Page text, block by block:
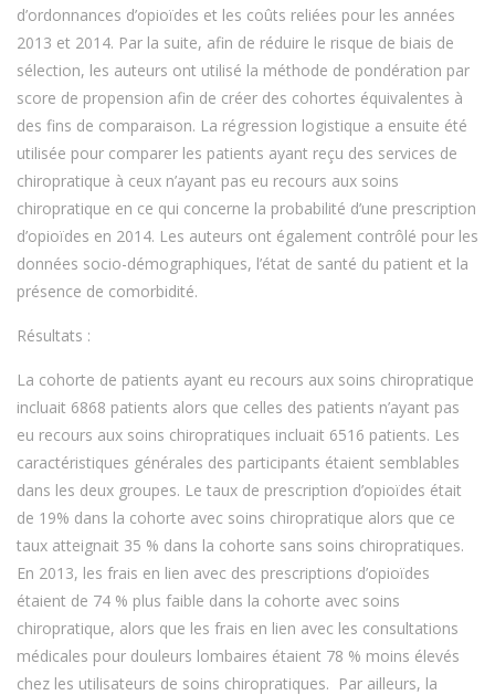
d’ordonnances d’opioïdes et les coûts reliées pour les années
2013 et 2014. Par la suite, afin de réduire le risque de biais de
sélection, les auteurs ont utilisé la méthode de pondération par
score de propension afin de créer des cohortes équivalentes à
des fins de comparaison. La régression logistique a ensuite été
utilisée pour comparer les patients ayant reçu des services de
chiropratique à ceux n’ayant pas eu recours aux soins
chiropratique en ce qui concerne la probabilité d’une prescription
d’opioïdes en 2014. Les auteurs ont également contrôlé pour les
données socio-démographiques, l’état de santé du patient et la
présence de comorbidité.
Résultats :
La cohorte de patients ayant eu recours aux soins chiropratique
incluait 6868 patients alors que celles des patients n’ayant pas
eu recours aux soins chiropratiques incluait 6516 patients. Les
caractéristiques générales des participants étaient semblables
dans les deux groupes. Le taux de prescription d’opioïdes était
de 19% dans la cohorte avec soins chiropratique alors que ce
taux atteignait 35 % dans la cohorte sans soins chiropratiques.
En 2013, les frais en lien avec des prescriptions d’opioïdes
étaient de 74 % plus faible dans la cohorte avec soins
chiropratique, alors que les frais en lien avec les consultations
médicales pour douleurs lombaires étaient 78 % moins élevés
chez les utilisateurs de soins chiropratiques. Par ailleurs, la